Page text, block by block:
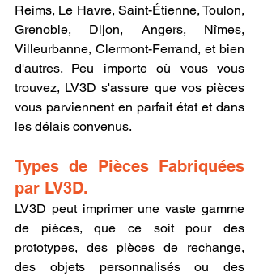
Reims, Le Havre, Saint-Étienne, Toulon,
Grenoble, Dijon, Angers, Nîmes,
Villeurbanne, Clermont-Ferrand, et bien
d'autres. Peu importe où vous vous
trouvez, LV3D s'assure que vos pièces
vous parviennent en parfait état et dans
les délais convenus.
Types de Pièces Fabriquées
par LV3D.
LV3D peut imprimer une vaste gamme
de pièces, que ce soit pour des
prototypes, des pièces de rechange,
des objets personnalisés ou des